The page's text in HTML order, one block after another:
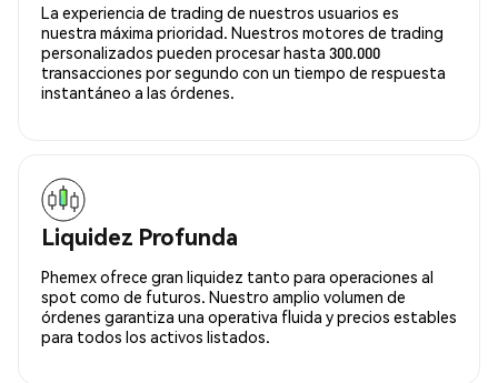
La experiencia de trading de nuestros usuarios es
nuestra máxima prioridad. Nuestros motores de trading
personalizados pueden procesar hasta 300.000
transacciones por segundo con un tiempo de respuesta
instantáneo a las órdenes.
Liquidez Profunda
Phemex ofrece gran liquidez tanto para operaciones al
spot como de futuros. Nuestro amplio volumen de
órdenes garantiza una operativa fluida y precios estables
para todos los activos listados.